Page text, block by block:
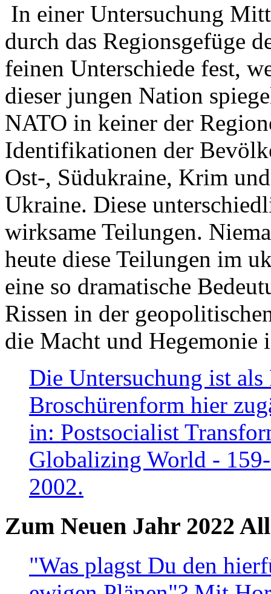
In einer Untersuchung
durch das Regionsgefüge
feinen Unterschiede fest,
dieser jungen Nation
NATO in keiner der
Identifikationen der
Ost-, Südukraine, Krim
Ukraine. Diese
wirksame Teilungen.
heute diese Teilungen im
eine so dramatische
Rissen in der
die Macht und Hegemonie
Die Untersuchung ist
Broschürenform hier
in: Postsocialist
Globalizing World -
2002.
Zum Neuen Jahr 2022
"Was plagst Du den